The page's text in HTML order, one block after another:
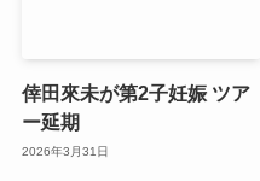
倖田來未が第2子妊娠 ツア
ー延期
2026年3月31日